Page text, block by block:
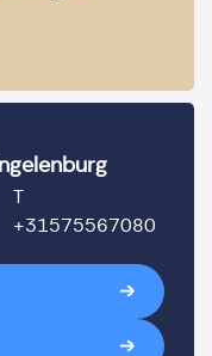
T
+31575567080